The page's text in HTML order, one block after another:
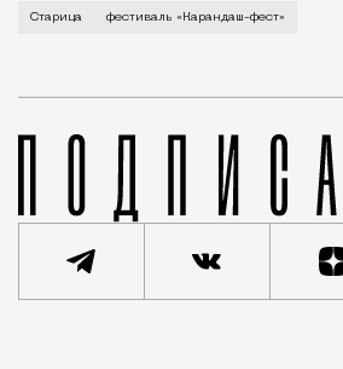
В минувший уикенд маленькая
Старица фестиваль «Карандаш-фест»